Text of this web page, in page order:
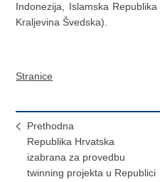
Indonezija, Islamska
Kraljevina Švedska).
Stranice
Prethodna
Republika Hrvatska
izabrana za provedbu
twinning projekta u Republici